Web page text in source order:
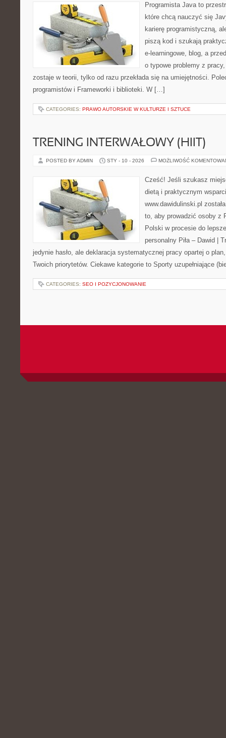
Programista Java to
które chcą nauczyć się
karierę programistyczną,
piszą kod i szukają
e-learningowe, blog, a
o typowe problemy z
zostaje w teorii, tylko od razu przekłada się na umiejętności.
programistów i Frameworki i biblioteki. W […]
CATEGORIES: PRAWO AUTORSKIE W KULTURZE I SZTUCE
TRENING INTERWAŁOWY (HIIT)
POSTED BY ADMIN STY - 10 - 2026 MOŻLIWOŚĆ
Cześć! Jeśli szukasz
dietą i praktycznym
www.dawidulinski.pl
to, aby prowadzić osoby z
Polski w procesie do
personalny Piła – Dawid |
jedynie hasło, ale deklaracja systematycznej pracy opartej o
Twoich priorytetów. Ciekawe kategorie to Sporty uzupełniające
CATEGORIES: SEO I POZYCJONOWANIE